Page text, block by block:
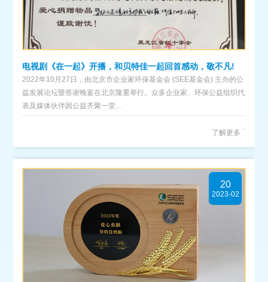
电视剧《在一起》开播，和贝特佳一起回首感动，敬不凡!
2022年10月27日，由北京市企业家环保基金会 (SEE基金会) 主办的公
益发展论坛暨答谢晚宴在北京隆重举行。众多企业家、环保公益组织代
表及媒体伙伴因公益齐聚一堂...
了解更多
20
2023-02